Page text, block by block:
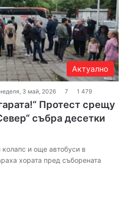
Актуално
3 май, 2026 7 1 479
Протест срещу
събра десетки
колапс и още автобуси в
хората пред съборената